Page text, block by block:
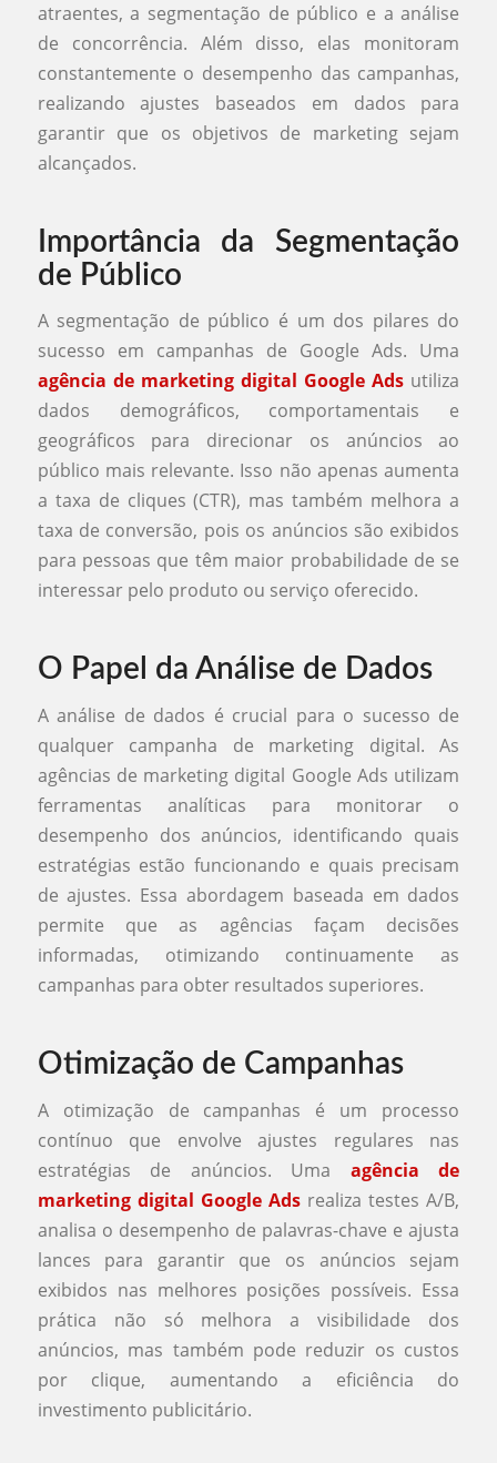
atraentes, a segmentação de público e a análise
de concorrência. Além disso, elas monitoram
constantemente o desempenho das campanhas,
realizando ajustes baseados em dados para
garantir que os objetivos de marketing sejam
alcançados.
Importância da Segmentação
de Público
A segmentação de público é um dos pilares do
sucesso em campanhas de Google Ads. Uma
agência de marketing digital Google Ads utiliza
dados demográficos, comportamentais e
geográficos para direcionar os anúncios ao
público mais relevante. Isso não apenas aumenta
a taxa de cliques (CTR), mas também melhora a
taxa de conversão, pois os anúncios são exibidos
para pessoas que têm maior probabilidade de se
interessar pelo produto ou serviço oferecido.
O Papel da Análise de Dados
A análise de dados é crucial para o sucesso de
qualquer campanha de marketing digital. As
agências de marketing digital Google Ads utilizam
ferramentas analíticas para monitorar o
desempenho dos anúncios, identificando quais
estratégias estão funcionando e quais precisam
de ajustes. Essa abordagem baseada em dados
permite que as agências façam decisões
informadas, otimizando continuamente as
campanhas para obter resultados superiores.
Otimização de Campanhas
A otimização de campanhas é um processo
contínuo que envolve ajustes regulares nas
estratégias de anúncios. Uma agência de
marketing digital Google Ads realiza testes A/B,
analisa o desempenho de palavras-chave e ajusta
lances para garantir que os anúncios sejam
exibidos nas melhores posições possíveis. Essa
prática não só melhora a visibilidade dos
anúncios, mas também pode reduzir os custos
por clique, aumentando a eficiência do
investimento publicitário.